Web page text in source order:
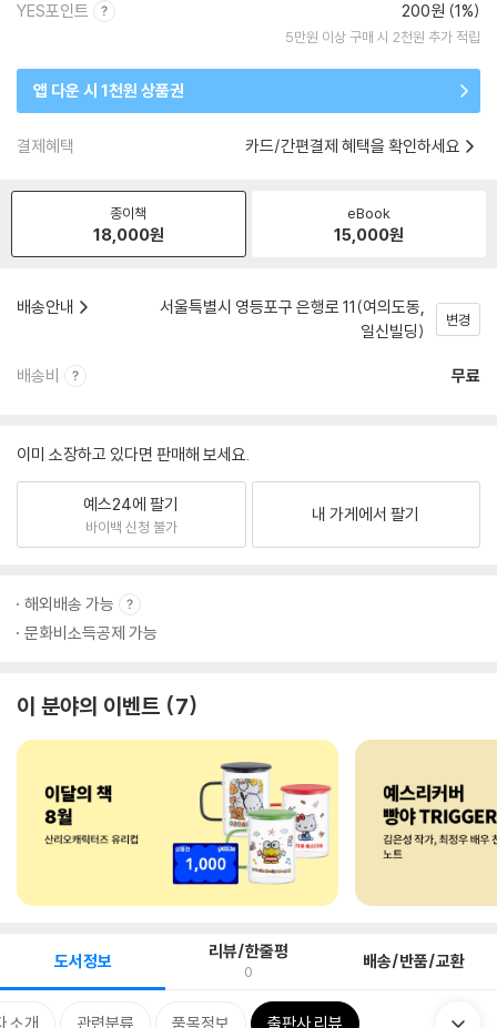
YES포인트 200원 (1%)
5만원 이상 구매 시 2천원 추가 적립
앱 다운 시 1천원 상품권
결제혜택 카드/간편결제 혜택을 확인하세요
종이책
18,000원
eBook
15,000원
배송안내
서울특별시 영등포구 은행로 11(여의도동,
일신빌딩)
변경
배송비 무료
이미 소장하고 있다면 판매해 보세요.
예스24에 팔기
바이백 신청 불가
내 가게에서 팔기
해외배송 가능
문화비소득공제 가능
이 분야의 이벤트 7
도서정보 리뷰/한줄평
0 배송/반품/교환
소개 관련분류 품목정보 출판사 리뷰